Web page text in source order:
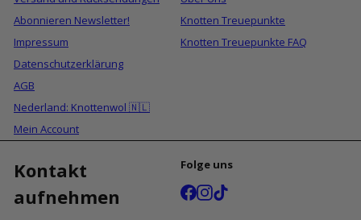
Abonnieren Newsletter!
Impressum
Datenschutzerklärung
AGB
Nederland: Knottenwol 🇳🇱
Mein Account
Knotten Treuepunkte
Knotten Treuepunkte FAQ
Kontakt
aufnehmen
Folge uns
Facebook
Instagram